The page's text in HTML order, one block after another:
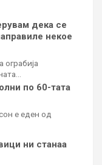
дека се
некое
ограбија
по 60-тата
е еден од
ни станаа